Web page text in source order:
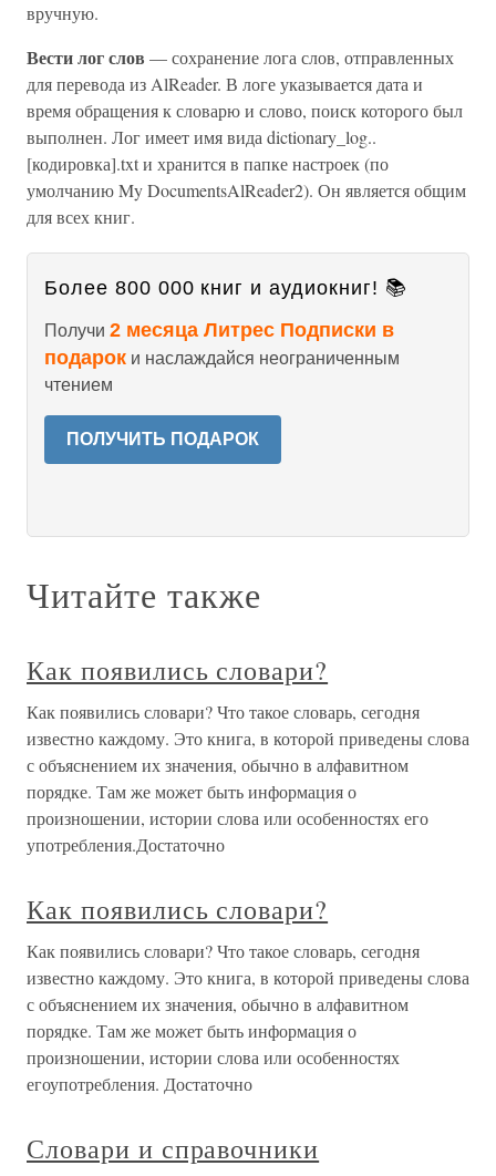
вручную.
Вести лог слов — сохранение лога слов, отправленных
для перевода из AlReader. В логе указывается дата и
время обращения к словарю и слово, поиск которого был
выполнен. Лог имеет имя вида dictionary_log..
[кодировка].txt и хранится в папке настроек (по
умолчанию My DocumentsAlReader2). Он является общим
для всех книг.
Более 800 000 книг и аудиокниг! 📚
Получи 2 месяца Литрес Подписки в
подарок и наслаждайся неограниченным
чтением
ПОЛУЧИТЬ ПОДАРОК
Читайте также
Как появились словари?
Как появились словари? Что такое словарь, сегодня
известно каждому. Это книга, в которой приведены слова
с объяснением их значения, обычно в алфавитном
порядке. Там же может быть информация о
произношении, истории слова или особенностях его
употребления.Достаточно
Как появились словари?
Как появились словари? Что такое словарь, сегодня
известно каждому. Это книга, в которой приведены слова
с объяснением их значения, обычно в алфавитном
порядке. Там же может быть информация о
произношении, истории слова или особенностях
егоупотребления. Достаточно
Словари и справочники